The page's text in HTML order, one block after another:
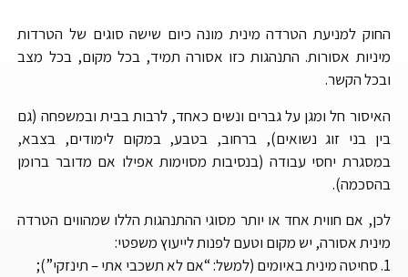
החוק למניעת הטרדה מינית מונה כיום שישה סוגים של הטרדות
מיניות אסורות. התנהגות כזו אסורה תמיד, בכל מקום, בכל מצב
ובכל הקשר.
האיסור חל ומגן על גברים ונשים כאחד, לרבות בבית ובמשפחה (גם
בין בני זוג נשואים), ברחוב, בטבע, במקום לימודים, בצבא,
במסגרת יחסי עבודה (בנסיבות מסוימות אפילו אם מדובר ברומן
בהסכמה).
לכן, אם חווית אחד או יותר מסוגי ההתנהגות הללו שמהווים הטרדה
מינית אסורה, יש מקום וטעם לפנות לייעוץ משפטי:
1. סחיטה מינית באיומים (למשל: “אם לא תשכבי אתי – תינזקי”);